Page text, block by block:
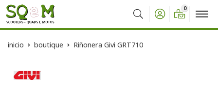
Buscar
0
inicio boutique Riñonera Givi GRT710